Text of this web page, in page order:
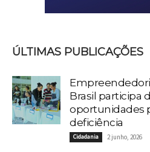
ÚLTIMAS PUBLICAÇÕES
Brasil participa
oportunidades
deficiência
Cidadania 2 junho, 2026